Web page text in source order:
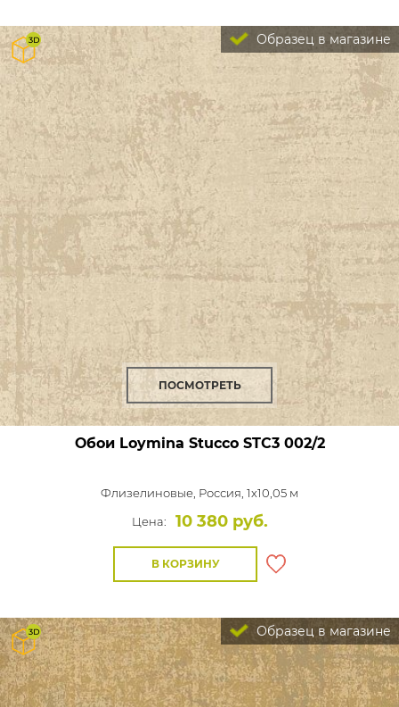
Образец в магазине
ПОСМОТРЕТЬ
Обои Loymina StuccoSTC3 002/2
Флизелиновые, Россия, 1x10,05 м
Цена:
10 380 руб.
В КОРЗИНУ
Образец в магазине